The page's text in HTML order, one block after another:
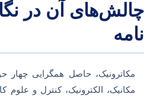
چالش‌های آن در
نامه
مکاترونیک، حاصل همگرایی چهار
مکانیک، الکترونیک، کنترل و علوم